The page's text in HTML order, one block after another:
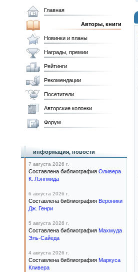
Главная
Авторы, книги
Новинки и планы
Награды, премии
Рейтинги
Рекомендации
Посетители
Авторские колонки
Форум
информация, новости
7 августа 2026 г.
Составлена библиография Оливера
К. Лэнгмида
6 августа 2026 г.
Составлена библиография Вероники
Дж. Генри
5 августа 2026 г.
Составлена библиография Махмуда
Эль-Сайеда
4 августа 2026 г.
Составлена библиография Маркуса
Кливера